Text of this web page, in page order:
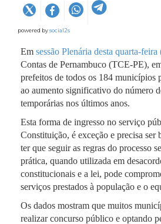
powered bysocial2s
Em sessão Plenária desta quarta-feira
Contas de Pernambuco (TCE-PE),
prefeitos de todos os 184 municípios
ao aumento significativo do número
temporárias nos últimos anos.
Esta forma de ingresso no serviço
Constituição, é exceção e precisa ser
ter que seguir as regras do processo
prática, quando utilizada em
constitucionais e a lei, pode
serviços prestados à população e o
Os dados mostram que muitos
realizar concurso público e optando